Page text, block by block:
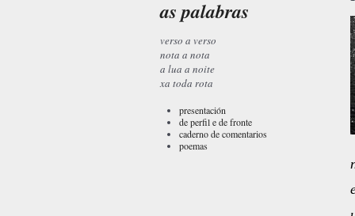
as palabras
verso a verso
nota a nota
a lua a noite
xa toda rota
presentación
de perfil e de fronte
caderno de comentarios
poemas